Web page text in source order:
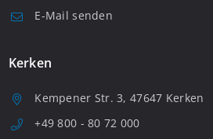
E-Mail senden
Kerken
Kempener Str. 3, 47647 Kerken
+49 800 - 80 72 000